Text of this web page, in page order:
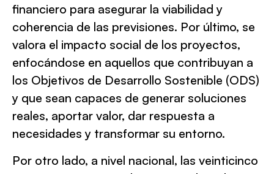
financiero para asegurar la viabilidad y
coherencia de las previsiones. Por último, se
valora el impacto social de los proyectos,
enfocándose en aquellos que contribuyan a
los Objetivos de Desarrollo Sostenible (ODS)
y que sean capaces de generar soluciones
reales, aportar valor, dar respuesta a
necesidades y transformar su entorno.
Por otro lado, a nivel nacional, las veinticinco